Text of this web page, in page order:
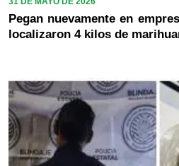
Pegan nuevamente en
localizaron 4 kilos de